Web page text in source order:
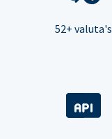
52+ valuta's